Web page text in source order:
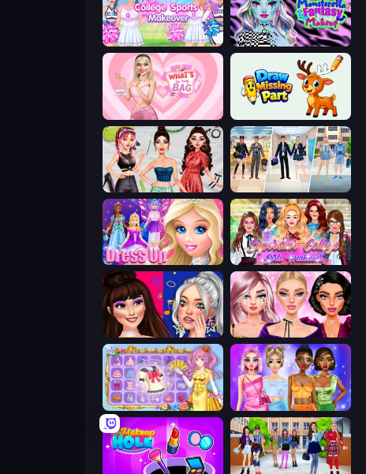
College Sport Team Makeover Monsterella Fantasy Makeup
What's In My Bag Draw Missing Part | DOP Puzzle
Brat Girl Summer College Girl & Boy Makeover
Princess Dress Up Superstar College Girls Makeover
Teenage Celebrity Rivalry New Year Makeup Trends
Anime Princess Dress Up Monochrome Looks